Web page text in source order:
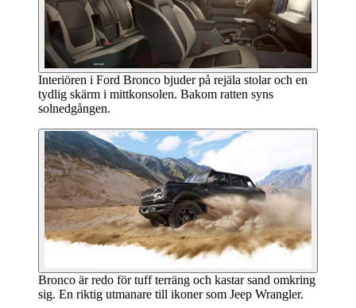
Interiören i Ford Bronco bjuder på rejäla stolar och en
tydlig skärm i mittkonsolen. Bakom ratten syns
solnedgången.
Bronco är redo för tuff terräng och kastar sand omkring
sig. En riktig utmanare till ikoner som Jeep Wrangler.